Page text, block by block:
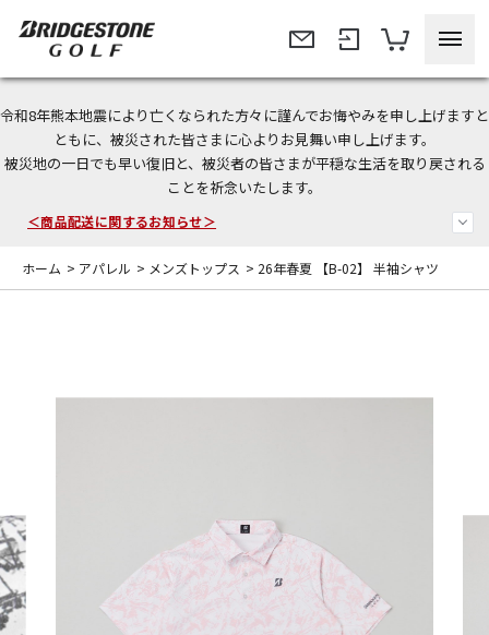
令和8年熊本地震により亡くなられた方々に謹んでお悔やみを申し上げますと
ともに、被災された皆さまに心よりお見舞い申し上げます。
被災地の一日でも早い復旧と、被災者の皆さまが平穏な生活を取り戻される
ことを祈念いたします。
今なら新規会員登録で1,000円OFFクーポンプレゼント！
＜商品配送に関するお知らせ＞
＜夏季休暇中のご注文・発送・お問い合わせ＞
ホーム > アパレル > メンズトップス > 26年春夏 【B-02】 半袖シャツ